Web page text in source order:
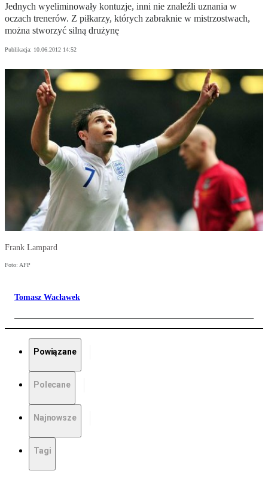
Jednych wyeliminowały kontuzje, inni nie znaleźli uznania w
oczach trenerów. Z piłkarzy, których zabraknie w mistrzostwach,
można stworzyć silną drużynę
Publikacja: 10.06.2012 14:52
Frank Lampard
Foto: AFP
Tomasz Wacławek
Powiązane
Polecane
Najnowsze
Tagi